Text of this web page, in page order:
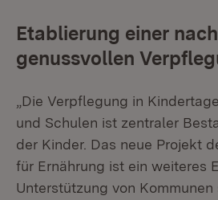
Etablierung einer
genussvollen
„Die Verpflegung in
und Schulen ist zentraler
der Kinder. Das neue Projekt
für Ernährung ist ein weiteres
Unterstützung von Kommunen